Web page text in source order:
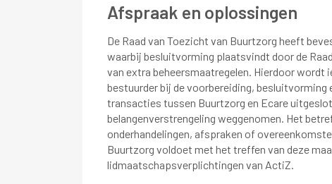
Afspraak en oplossingen
De Raad van Toezicht van Buurtzorg heeft
waarbij besluitvorming plaatsvindt door de
van extra beheersmaatregelen. Hierdoor wordt
bestuurder bij de voorbereiding, besluitvorming
transacties tussen Buurtzorg en Ecare
belangenverstrengeling weggenomen. Het
onderhandelingen, afspraken of
Buurtzorg voldoet met het treffen van deze
lidmaatschapsverplichtingen van ActiZ.